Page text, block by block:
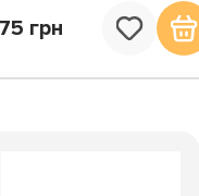
грн